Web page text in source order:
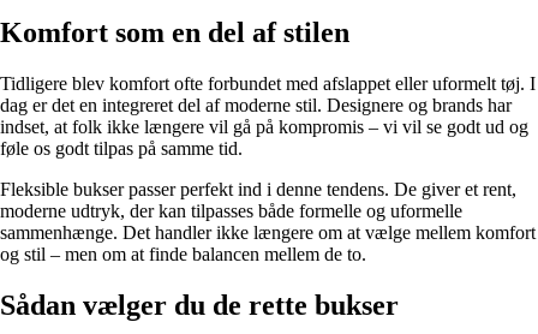
Komfort som en del af stilen
Tidligere blev komfort ofte forbundet med afslappet eller uformelt tøj. I
dag er det en integreret del af moderne stil. Designere og brands har
indset, at folk ikke længere vil gå på kompromis – vi vil se godt ud og
føle os godt tilpas på samme tid.
Fleksible bukser passer perfekt ind i denne tendens. De giver et rent,
moderne udtryk, der kan tilpasses både formelle og uformelle
sammenhænge. Det handler ikke længere om at vælge mellem komfort
og stil – men om at finde balancen mellem de to.
Sådan vælger du de rette bukser